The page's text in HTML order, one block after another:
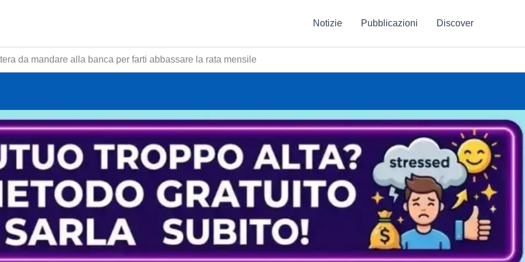
Notizie Pubblicazioni Discover
da mandare alla banca per farti abbassare la rata mensile